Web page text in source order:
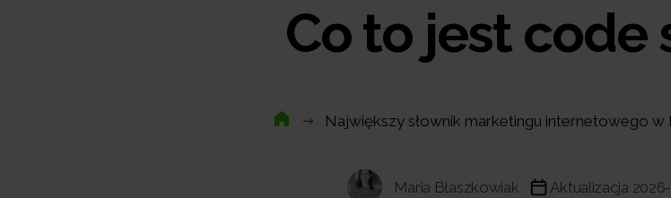
Co to jest code
Największy słownik marketingu internetowego w
Maria Błaszkowiak Aktualizacja